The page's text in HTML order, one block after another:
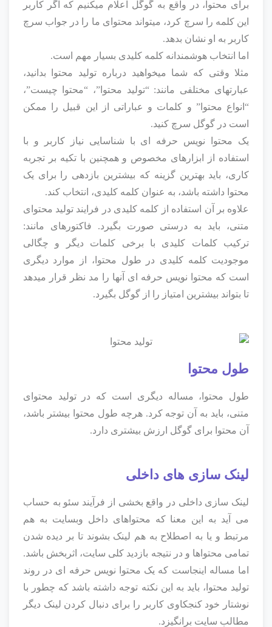
برای محتوا، در واقع به گوگل اعلام میکنیم که اگر کاربر
این کلمه را سرچ کرد، میتواند محتوای ما را در جواب سرچ
کاربر به او نشان بدهد.
اما انتخاب هوشمندانه کلمه کلیدی بسیار مهم است.
مثلا وقتی که شما میخواهید درباره تولید محتوا بدانید،
عبارتهای مختلفی مانند: “تولید محتوا”، “محتوا چیست”،
“انواع محتوا” و کلمات و عباراتی از این قبیل را ممکن
است در گوگل سرچ کنید.
یک محتوا نویس حرفه ای با شناسایی نیاز کاربر و با
استفاده از ابزارهای مخصوص و همچنین با تکیه بر تجربه
کاری، باید بهترین گزینه که بیشترین بازدهی را برای یک
محتوا داشته باشد، به عنوان کلمه کلیدی، انتخاب کند.
علاوه بر آن استفاده از کلمه کلیدی در فرایند تولید محتوای
متنی، باید به درستی صورت بگیرد. فاکتورهای مانند:
ترکیب کلمات کلیدی با برخی کلمات دیگر و چگالی
موجودیت کلمه کلیدی در طول محتوا، از موارد دیگری
است که محتوا نویس حرفه ای آنها را مد نظر قرار میدهد
تا بتواند بیشترین امتیاز را از گوگل بگیرد.
طول محتوا
طول محتوا، مساله دیگری است که در تولید محتوای
متنی، باید به آن توجه کرد. هرچه طول محتوا بیشتر باشد،
آن محتوا برای گوگل ارزش بیشتری دارد.
لینک سازی های داخلی
لینک سازی داخلی در واقع بخشی از فرآیند سئو به حساب
می آید به این معنا که محتواهای داخل وبسایت به هم
مرتبط و یا به اصطلاح به هم لینک بشوند تا بر دیده شدن
تمامی محتواها و در نتیجه بازدید کلی سایت، اثربخش باشد.
اما مساله اینجاست که یک محتوا نویس حرفه ای در روند
تولید محتوا، باید به این نکته توجه داشته باشد که چطور با
نوشتار خود کنجکاوی کاربر را برای دنبال کردن لینک دیگر
مطالب سایت برانگیزد.